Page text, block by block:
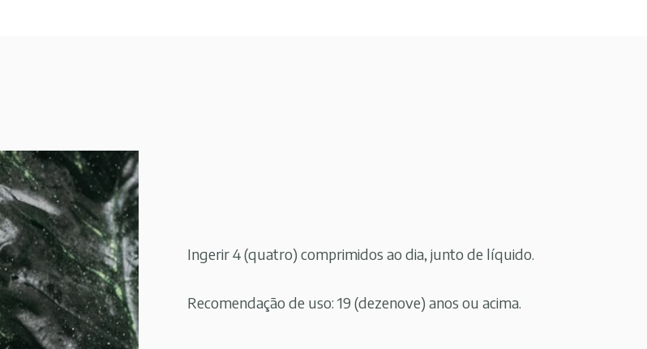
Ingerir 4 (quatro) comprimidos ao dia, junto de líquido.
Recomendação de uso: 19 (dezenove) anos ou acima.